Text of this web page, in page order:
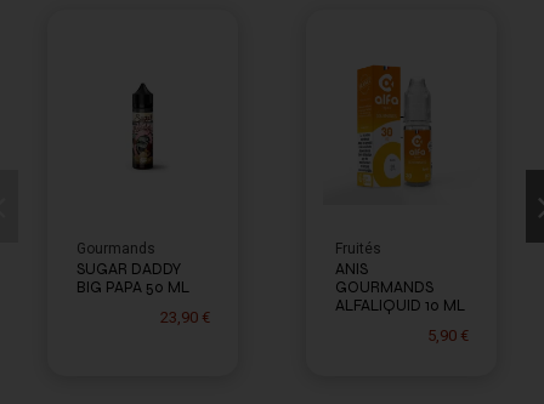
Gourmands
SUGAR DADDY
BIG PAPA 50 ML
23,90 €
Fruités
ANIS
GOURMANDS
ALFALIQUID 10 ML
5,90 €